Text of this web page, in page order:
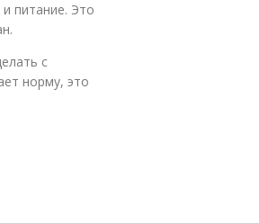
питание. Это
с
норму, это